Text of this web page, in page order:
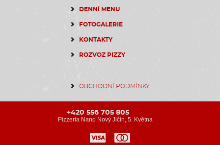
DENNÍ MENU
FOTOGALERIE
KONTAKTY
ROZVOZ PIZZY
OBCHODNÍ PODMÍNKY
+420 556 705 805
Pizzeria Nano Nový Jičín, 5. Května